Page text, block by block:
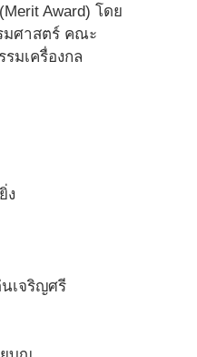
Award) โดย
มศาสตร์ คณะ
มเครื่องกล
ง
เจริญศรี